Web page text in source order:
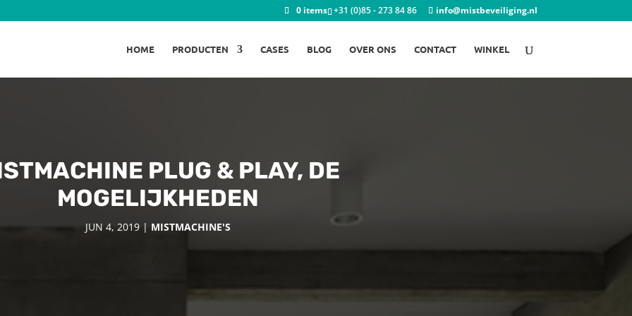
+31 (0)85 - 273 84 86 info@mistbeveiliging.nl
0 items
HOME PRODUCTEN CASES BLOG OVER ONS CONTACT WINKEL
PLUG & PLAY, DE
MOGELIJKHEDEN
JUN 4, 2019 | MISTMACHINE'S